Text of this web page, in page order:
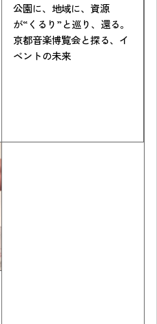
公園に、地域に、資源
が“くるり”と巡り、還る。
京都音楽博覧会と探る、イ
ベントの未来